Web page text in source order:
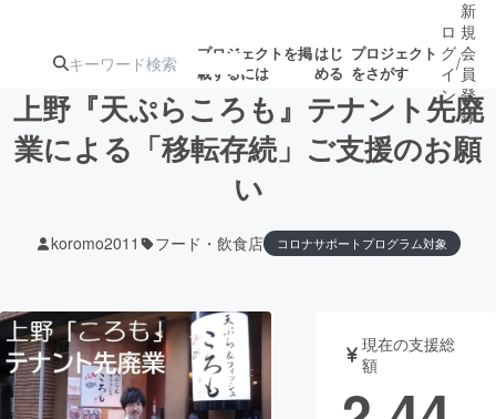
プロジェクトを掲
載するには
はじ
める
プロジェクト
をさがす
注目の新着プロ
テクノロジー・ガジェット ゲーム・サ
ロ
グ
イ
ン
/
新
規
会
員
登
録
上野『天ぷらころも』テナント先廃
業による「移転存続」ご支援のお願
い
koromo2011 フード・飲食店 コロナサポートプログラム対象
現在の支援総
額